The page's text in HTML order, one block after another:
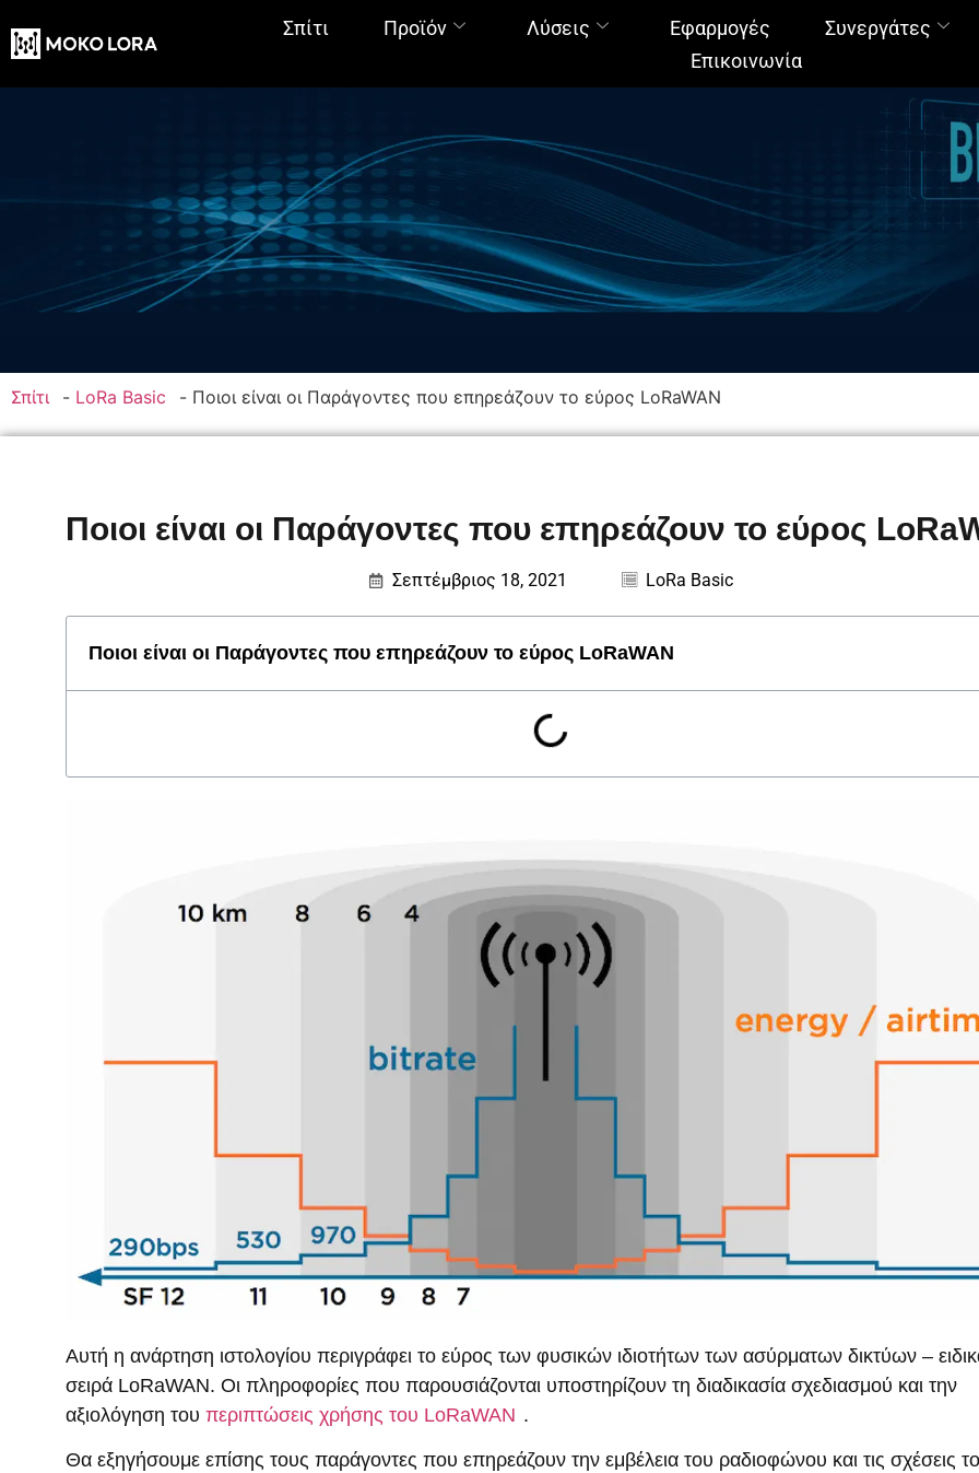
Σπίτι Προϊόν Λύσεις Εφαρμογές Συνεργάτες
Επικοινωνία
Σπίτι - LoRa Basic - Ποιοι είναι οι Παράγοντες που επηρεάζουν το εύρος LoRaWAN
Ποιοι είναι οι Παράγοντες που επηρεάζουν το εύρος
Σεπτέμβριος 18, 2021 LoRa Basic
Ποιοι είναι οι Παράγοντες που επηρεάζουν το εύρος LoRaWAN
Αυτή η ανάρτηση ιστολογίου περιγράφει το εύρος των φυσικών ιδιοτήτων των ασύρματων δικτύων –
σειρά LoRaWAN. Οι πληροφορίες που παρουσιάζονται υποστηρίζουν τη διαδικασία σχεδιασμού και την
αξιολόγηση του περιπτώσεις χρήσης του LoRaWAN .
Θα εξηγήσουμε επίσης τους παράγοντες που επηρεάζουν την εμβέλεια του ραδιοφώνου και τις σχέσεις